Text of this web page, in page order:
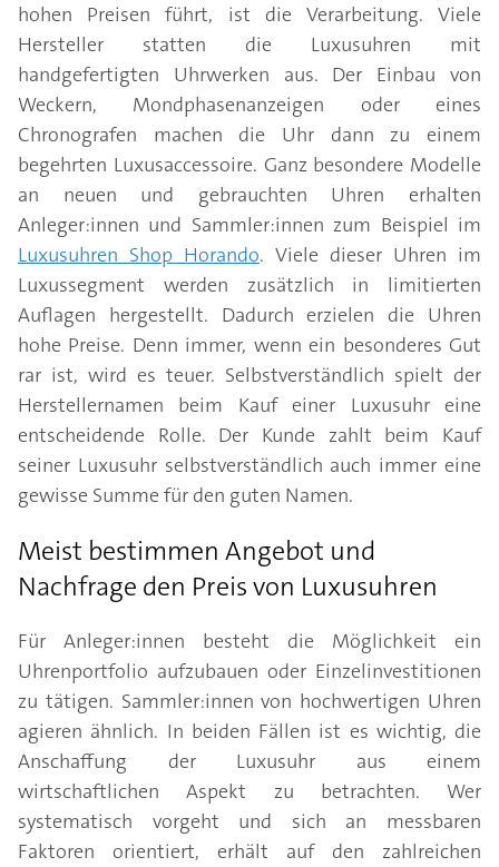
hohen Preisen führt, ist die Verarbeitung. Viele
Hersteller statten die Luxusuhren mit
handgefertigten Uhrwerken aus. Der Einbau von
Weckern, Mondphasenanzeigen oder eines
Chronografen machen die Uhr dann zu einem
begehrten Luxusaccessoire. Ganz besondere Modelle
an neuen und gebrauchten Uhren erhalten
Anleger:innen und Sammler:innen zum Beispiel im
Luxusuhren Shop Horando. Viele dieser Uhren im
Luxussegment werden zusätzlich in limitierten
Auflagen hergestellt. Dadurch erzielen die Uhren
hohe Preise. Denn immer, wenn ein besonderes Gut
rar ist, wird es teuer. Selbstverständlich spielt der
Herstellernamen beim Kauf einer Luxusuhr eine
entscheidende Rolle. Der Kunde zahlt beim Kauf
seiner Luxusuhr selbstverständlich auch immer eine
gewisse Summe für den guten Namen.
Meist bestimmen Angebot und
Nachfrage den Preis von Luxusuhren
Für Anleger:innen besteht die Möglichkeit ein
Uhrenportfolio aufzubauen oder Einzelinvestitionen
zu tätigen. Sammler:innen von hochwertigen Uhren
agieren ähnlich. In beiden Fällen ist es wichtig, die
Anschaffung der Luxusuhr aus einem
wirtschaftlichen Aspekt zu betrachten. Wer
systematisch vorgeht und sich an messbaren
Faktoren orientiert, erhält auf den zahlreichen